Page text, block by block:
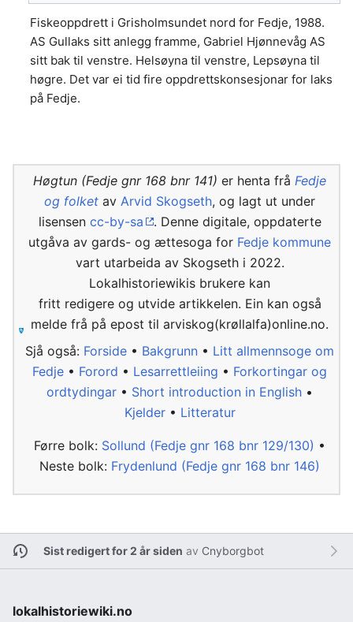
Fiskeoppdrett i Grisholmsundet nord for Fedje, 1988.
AS Gullaks sitt anlegg framme, Gabriel Hjønnevåg AS
sitt bak til venstre. Helsøyna til venstre, Lepsøyna til
høgre. Det var ei tid fire oppdrettskonsesjonar for laks
på Fedje.
Høgtun (Fedje gnr 168 bnr 141) er henta frå Fedje
og folket av Arvid Skogseth, og lagt ut under
lisensen cc-by-sa
. Denne digitale, oppdaterte
utgåva av gards- og ættesoga for Fedje kommune
vart utarbeida av Skogseth i 2022.
Lokalhistoriewikis brukere kan
fritt redigere og utvide artikkelen. Ein kan også
melde frå på epost til arviskog(krøllalfa)online.no.
Sjå også: Forside • Bakgrunn • Litt allmennsoge om
Fedje • Forord • Lesarrettleiing • Forkortingar og
ordtydingar • Short introduction in English •
Kjelder• Litteratur
Førre bolk: Sollund (Fedje gnr 168 bnr 129/130) •
Neste bolk: Frydenlund (Fedje gnr 168 bnr 146)
Sist redigert for 2 år siden av Cnyborgbot
lokalhistoriewiki.no